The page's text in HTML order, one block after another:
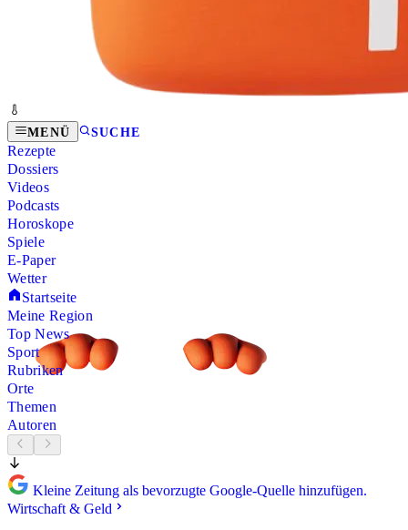
MENÜ SUCHE
Rezepte
Dossiers
Videos
Podcasts
Horoskope
Spiele
E-Paper
Wetter
Startseite
Meine Region
Top News
Sport
Rubriken
Orte
Themen
Autoren
Kleine Zeitung als bevorzugte Google-Quelle hinzufügen.
Wirtschaft & Geld